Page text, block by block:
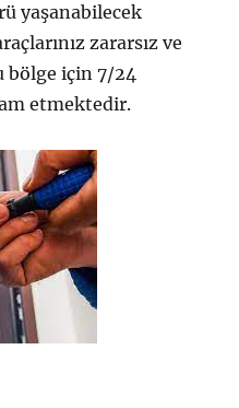
yaşanabilecek
zararsız ve
bölge için 7/24
etmektedir.